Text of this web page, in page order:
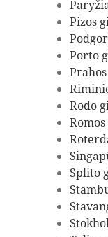
Pizos
Porto
Rodo
Splito